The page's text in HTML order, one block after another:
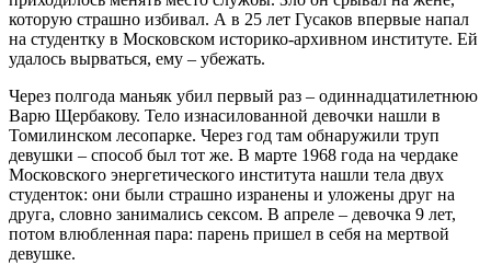
которую страшно избивал. А в 25 лет Гусаков впервые напал
на студентку в Московском историко-архивном институте. Ей
удалось вырваться, ему – убежать.
Через полгода маньяк убил первый раз – одиннадцатилетнюю
Варю Щербакову. Тело изнасилованной девочки нашли в
Томилинском лесопарке. Через год там обнаружили труп
девушки – способ был тот же. В марте 1968 года на чердаке
Московского энергетического института нашли тела двух
студенток: они были страшно изранены и уложены друг на
друга, словно занимались сексом. В апреле – девочка 9 лет,
потом влюбленная пара: парень пришел в себя на мертвой
девушке.